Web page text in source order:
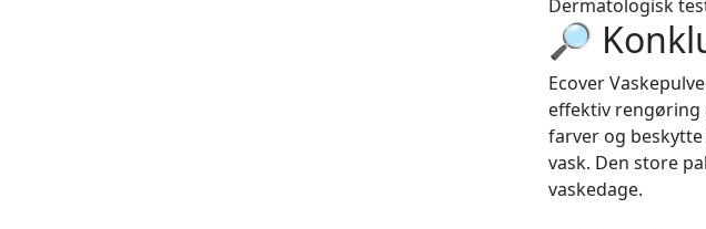
Dermatologisk
🔎
Ecover
effektiv
farver og
vask. Den store
vaskedage.